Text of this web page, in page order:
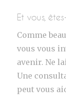
Et vous,
Comme
vous vous
avenir. Ne
Une
peut vous